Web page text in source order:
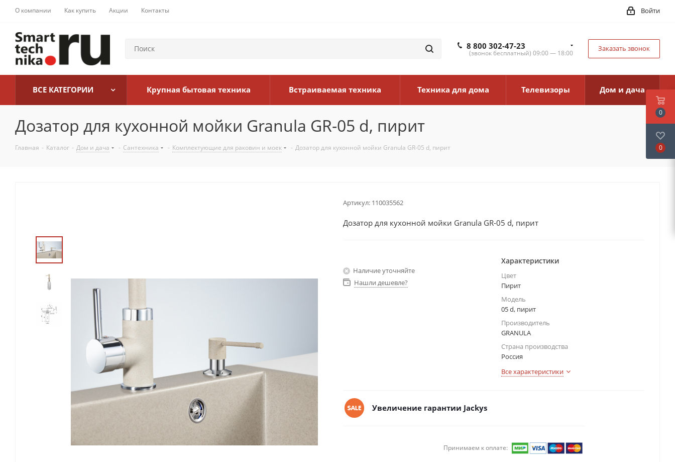
О компании Как купить Акции Контакты Войти
8 800 302-47-23
(звонок бесплатный) 09:00 — 18:00
Заказать звонок
ВСЕ КАТЕГОРИИ Крупная бытовая техника Встраиваемая техника Техника для дома Телевизоры Дом и дача
Дозатор для кухонной мойки Granula GR-05 d, пирит
Главная - Каталог - Дом и дача - Сантехника - Комплектующие для раковин и моек - Дозатор для кухонной мойки Granula GR-05 d, пирит
Артикул: 110035562
Дозатор для кухонной мойки Granula GR-05 d, пирит
Наличие уточняйте
Нашли дешевле?
Характеристики
Цвет
Пирит
Модель
05 d, пирит
Производитель
GRANULA
Страна производства
Россия
Все характеристики
Увеличение гарантии Jackys
Принимаем к оплате:
0
0